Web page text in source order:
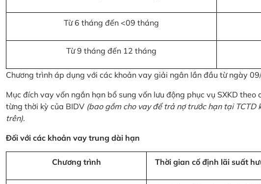
Từ 6 tháng đến <09 tháng
Từ 9 tháng đến 12 tháng
Chương trình áp dụng với các khoản vay giải ngân lần đầu từ ngày
Mục đích vay vốn ngắn hạn bổ sung vốn lưu động phục vụ SXKD
từng thời kỳ của BIDV (bao gồm cho vay để trả nợ trước hạn tại
trên).
Đối với các khoản vay trung dài hạn
Chương trình Thời gian cố định lãi suất